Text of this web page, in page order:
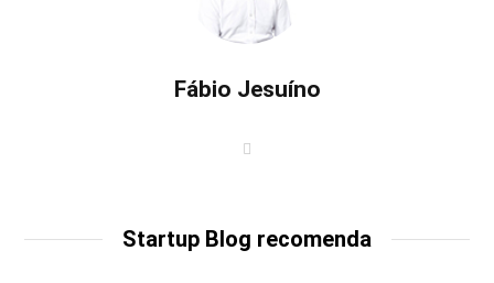
Fábio Jesuíno
Startup Blog recomenda